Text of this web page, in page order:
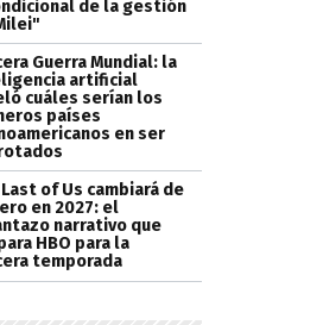
de la gestión
Guerra Mundial: la
artificial
cuáles serían los
países
en ser
of Us cambiará de
en 2027: el
narrativo que
HBO para la
temporada